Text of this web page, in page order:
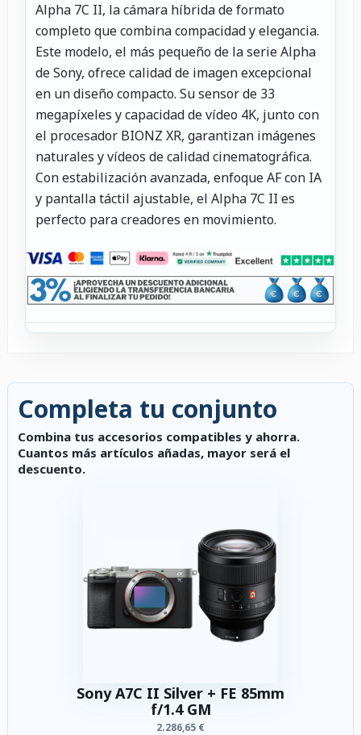
Alpha 7C II, la cámara híbrida de formato
completo que combina compacidad y elegancia.
Este modelo, el más pequeño de la serie Alpha
de Sony, ofrece calidad de imagen excepcional
en un diseño compacto. Su sensor de 33
megapíxeles y capacidad de vídeo 4K, junto con
el procesador BIONZ XR, garantizan imágenes
naturales y vídeos de calidad cinematográfica.
Con estabilización avanzada, enfoque AF con IA
y pantalla táctil ajustable, el Alpha 7C II es
perfecto para creadores en movimiento.
Completa tu conjunto
Combina tus accesorios compatibles y ahorra.
Cuantos más artículos añadas, mayor será el
descuento.
Sony A7C II Silver + FE 85mm
f/1.4 GM
2.286,65 €